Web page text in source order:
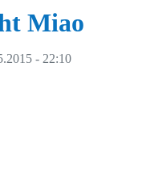
Miao
- 22:10